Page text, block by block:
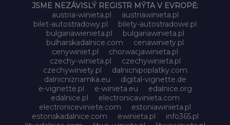
JSME NEZÁVISLÝ REGISTR MÝTA V EVROPĚ:
austria-winieta.pl
austriawinieta.pl
bilet-autostradowy.pl
bilety-autostradowe.pl
bulgariawienieta.pl
bulgariawinieta.pl
bulharskadalnice.com
cenawiniety.pl
cenywiniet.pl
chorwacjawinieta.pl
czechy-winieta.pl
czechywinieta.pl
czechywiniety.pl
dalnicnipoplatky.com
dalnicniznamka.eu
digital-vignette.de
e-vignette.pl
e-winieta.eu
edalnice.org
edalnice.pl
electronicavinieta.com
electroniceviniete.com
estoniawinieta.pl
estonskadalnice.com
ewinieta.pl
info365.pl